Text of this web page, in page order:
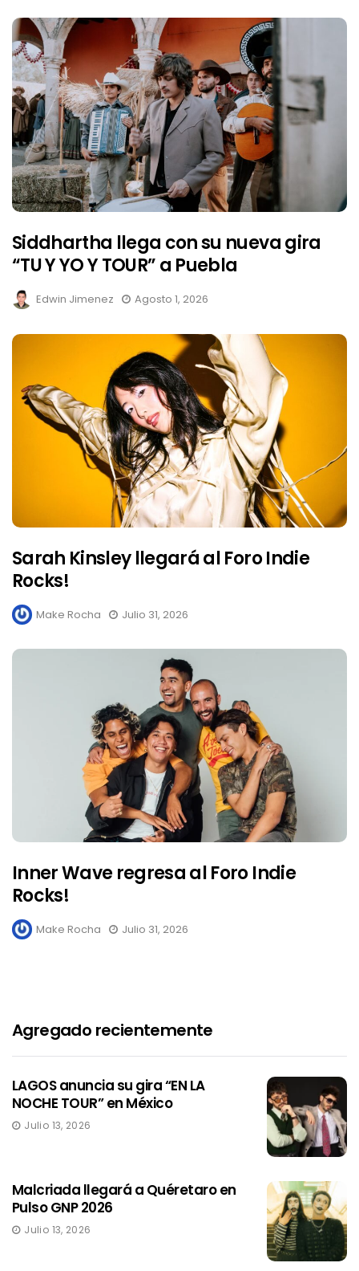
Siddhartha llega con su nueva gira
“TU Y YO Y TOUR” a Puebla
Edwin Jimenez Agosto 1, 2026
Sarah Kinsley llegará al Foro Indie
Rocks!
Make Rocha Julio 31, 2026
Inner Wave regresa al Foro Indie
Rocks!
Make Rocha Julio 31, 2026
Agregado recientemente
LAGOS anuncia su gira “EN LA
NOCHE TOUR” en México
Julio 13, 2026
Malcriada llegará a Quéretaro en
Pulso GNP 2026
Julio 13, 2026